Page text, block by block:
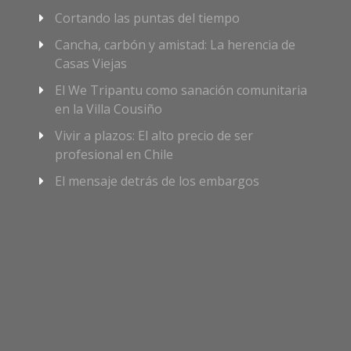
Cortando las puntas del tiempo
Cancha, carbón y amistad: La herencia de
Casas Viejas
El We Tripantu como sanación comunitaria
en la Villa Cousiño
Vivir a plazos: El alto precio de ser
profesional en Chile
El mensaje detrás de los embargos